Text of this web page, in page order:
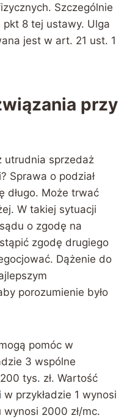
Szczególnie
8 tej ustawy. Ulga
jest w art. 21 ust. 1
przy
utrudnia sprzedaż
Sprawa o podział
długo. Może trwać
W takiej sytuacji
o zgodę na
zgodę drugiego
Dążenie do
porozumienie było
pomóc w
3 wspólne
tys. zł. Wartość
przykładzie 1 wynosi
wynosi 2000 zł/mc.